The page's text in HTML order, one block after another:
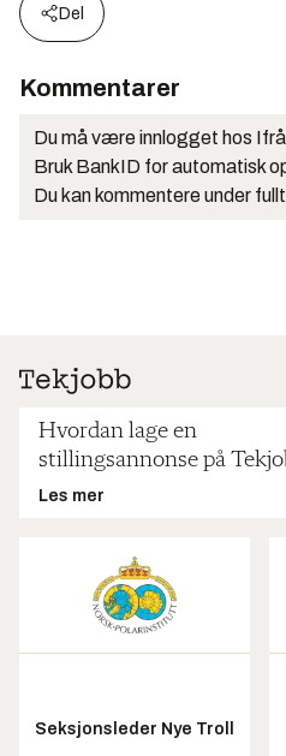
Del
Kommentarer
Du må være innlogget hos
Bruk BankID for automatisk
Du kan kommentere under
Hvordan lage en
stillingsannonse på
Les mer
Seksjonsleder Nye Troll